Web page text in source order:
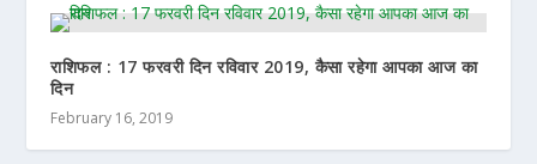
राशिफल : 17 फरवरी दिन रविवार 2019, कैसा रहेगा आपका आज का
दिन
February 16, 2019